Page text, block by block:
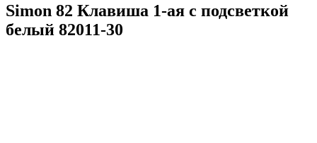
Simon 82 Клавиша 1-ая с подсветкой
белый 82011-30